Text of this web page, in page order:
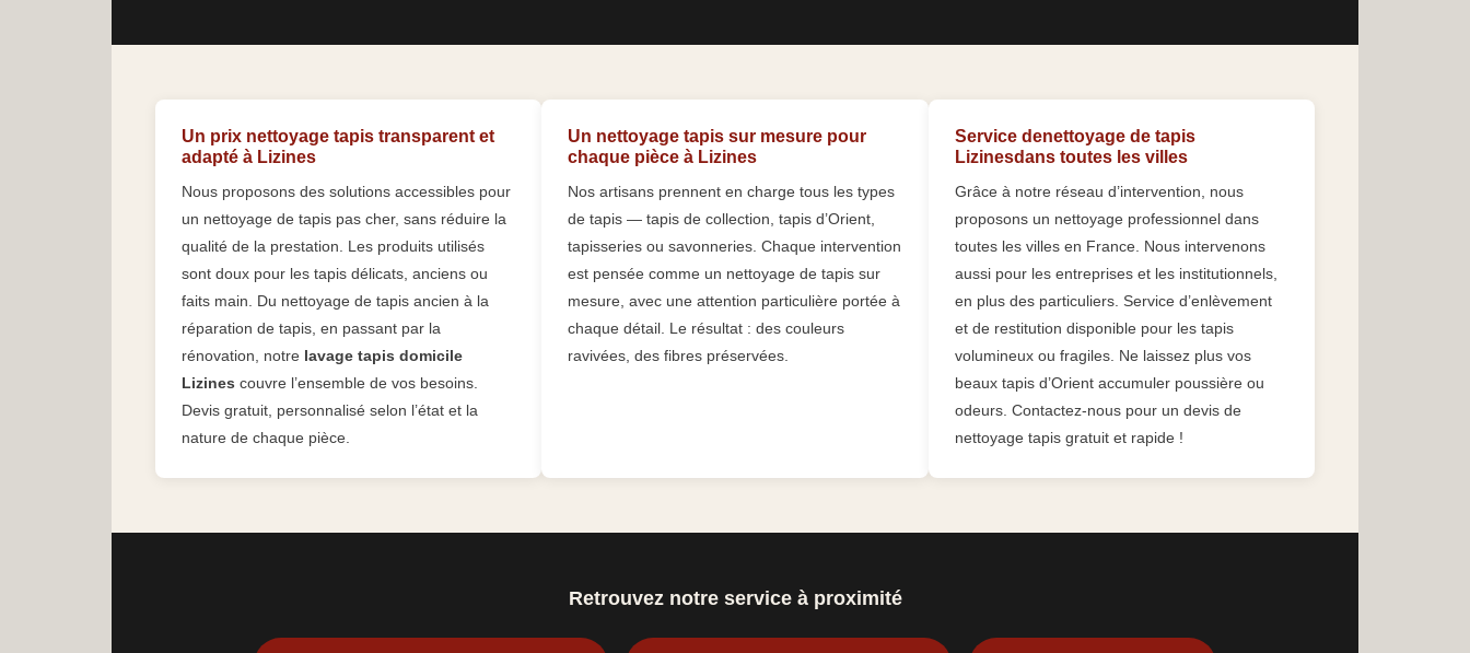
Un prix nettoyage tapis transparent et
adapté à Lizines
Nous proposons des solutions accessibles pour
un nettoyage de tapis pas cher, sans réduire la
qualité de la prestation. Les produits utilisés
sont doux pour les tapis délicats, anciens ou
faits main. Du nettoyage de tapis ancien à la
réparation de tapis, en passant par la
rénovation, notre lavage tapis domicile
Lizines couvre l’ensemble de vos besoins.
Devis gratuit, personnalisé selon l’état et la
nature de chaque pièce.
Un nettoyage tapis sur mesure pour
chaque pièce à Lizines
Nos artisans prennent en charge tous les types
de tapis — tapis de collection, tapis d’Orient,
tapisseries ou savonneries. Chaque intervention
est pensée comme un nettoyage de tapis sur
mesure, avec une attention particulière portée à
chaque détail. Le résultat : des couleurs
ravivées, des fibres préservées.
Service denettoyage de tapis
Lizinesdans toutes les villes
Grâce à notre réseau d’intervention, nous
proposons un nettoyage professionnel dans
toutes les villes en France. Nous intervenons
aussi pour les entreprises et les institutionnels,
en plus des particuliers. Service d’enlèvement
et de restitution disponible pour les tapis
volumineux ou fragiles. Ne laissez plus vos
beaux tapis d’Orient accumuler poussière ou
odeurs. Contactez-nous pour un devis de
nettoyage tapis gratuit et rapide !
Retrouvez notre service à proximité